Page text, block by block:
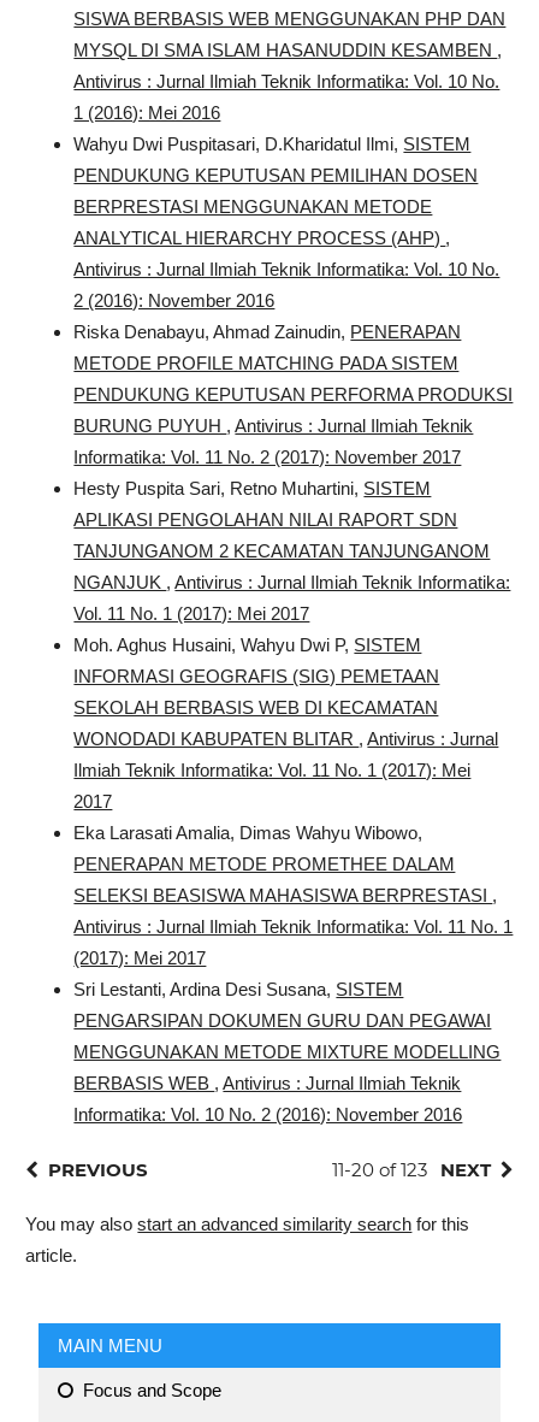
SISWA BERBASIS WEB MENGGUNAKAN PHP DAN
MYSQL DI SMA ISLAM HASANUDDIN KESAMBEN ,
Antivirus : Jurnal Ilmiah Teknik Informatika: Vol. 10 No.
1 (2016): Mei 2016
Wahyu Dwi Puspitasari, D.Kharidatul Ilmi, SISTEM
PENDUKUNG KEPUTUSAN PEMILIHAN DOSEN
BERPRESTASI MENGGUNAKAN METODE
ANALYTICAL HIERARCHY PROCESS (AHP) ,
Antivirus : Jurnal Ilmiah Teknik Informatika: Vol. 10 No.
2 (2016): November 2016
Riska Denabayu, Ahmad Zainudin, PENERAPAN
METODE PROFILE MATCHING PADA SISTEM
PENDUKUNG KEPUTUSAN PERFORMA PRODUKSI
BURUNG PUYUH ,Antivirus : Jurnal Ilmiah Teknik
Informatika: Vol. 11 No. 2 (2017): November 2017
Hesty Puspita Sari, Retno Muhartini, SISTEM
APLIKASI PENGOLAHAN NILAI RAPORT SDN
TANJUNGANOM 2 KECAMATAN TANJUNGANOM
NGANJUK ,Antivirus : Jurnal Ilmiah Teknik Informatika:
Vol. 11 No. 1 (2017): Mei 2017
Moh. Aghus Husaini, Wahyu Dwi P, SISTEM
INFORMASI GEOGRAFIS (SIG) PEMETAAN
SEKOLAH BERBASIS WEB DI KECAMATAN
WONODADI KABUPATEN BLITAR ,Antivirus : Jurnal
Ilmiah Teknik Informatika: Vol. 11 No. 1 (2017): Mei
2017
Eka Larasati Amalia, Dimas Wahyu Wibowo,
PENERAPAN METODE PROMETHEE DALAM
SELEKSI BEASISWA MAHASISWA BERPRESTASI ,
Antivirus : Jurnal Ilmiah Teknik Informatika: Vol. 11 No. 1
(2017): Mei 2017
Sri Lestanti, Ardina Desi Susana, SISTEM
PENGARSIPAN DOKUMEN GURU DAN PEGAWAI
MENGGUNAKAN METODE MIXTURE MODELLING
BERBASIS WEB ,Antivirus : Jurnal Ilmiah Teknik
Informatika: Vol. 10 No. 2 (2016): November 2016
PREVIOUS 11-20 of 123 NEXT
You may alsostart an advanced similarity search for this
article.
MAIN MENU
Focus and Scope